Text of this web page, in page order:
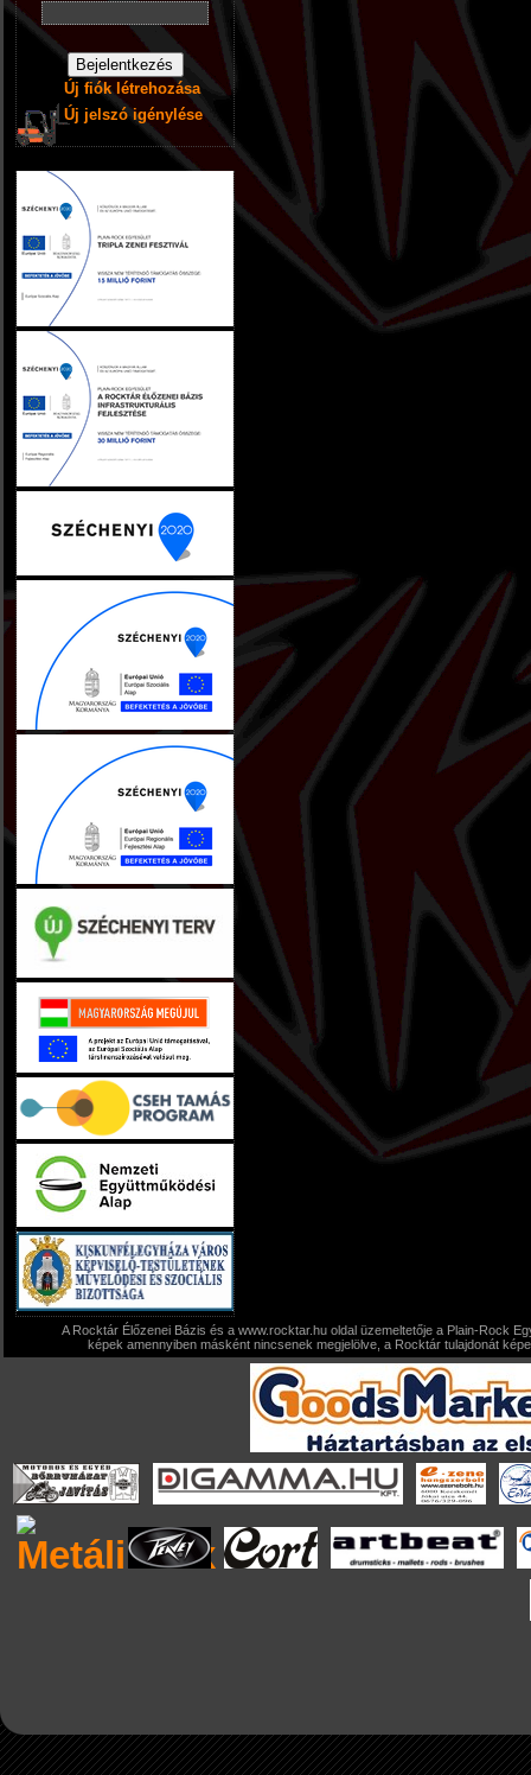
Új fiók létrehozása
Új jelszó igénylése
A Rocktár Élőzenei Bázis és a www.rocktar.hu oldal üzemeltetője a Plain-Rock
képek amennyiben másként nincsenek megjelölve, a Rocktár tulajdonát